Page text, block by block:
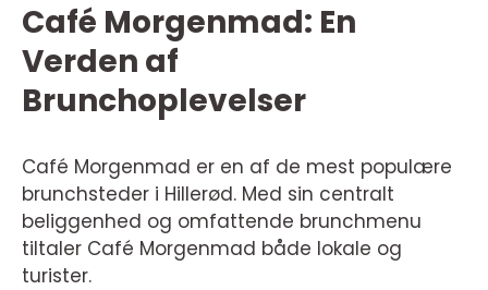
Café Morgenmad: En
Verden af
Brunchoplevelser
Café Morgenmad er en af de mest populære
brunchsteder i Hillerød. Med sin centralt
beliggenhed og omfattende brunchmenu
tiltaler Café Morgenmad både lokale og
turister.